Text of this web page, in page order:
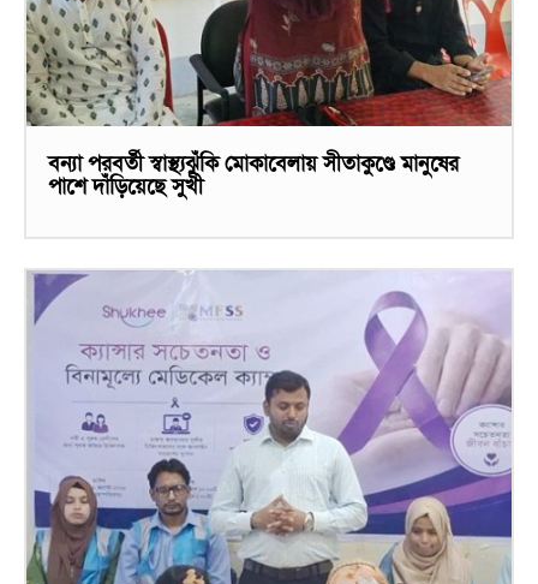
বন্যা পরবর্তী স্বাস্থ্যঝুঁকি মোকাবেলায় সীতাকুণ্ডে মানুষের
পাশে দাঁড়িয়েছে সুখী